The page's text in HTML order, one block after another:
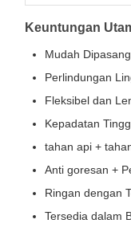
Keuntungan
Mudah Dipasang
Perlindungan
Fleksibel dan
Kepadatan
tahan api +
Anti goresan +
Ringan dengan
Tersedia dalam